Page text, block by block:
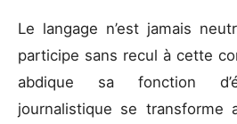
Le langage n’est jamais
participe sans recul à cette
abdique sa fonction
journalistique se transforme